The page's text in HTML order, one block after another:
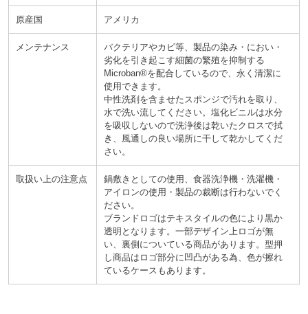
原産国 アメリカ
メンテナンス
バクテリアやカビ等、製品の染み・におい・
劣化を引き起こす細菌の繁殖を抑制する
Microban®を配合しているので、永く清潔に
使用できます。
中性洗剤を含ませたスポンジで汚れを取り、
水で洗い流してください。塩化ビニルは水分
を吸収しないので洗浄後は乾いたクロスで拭
き、風通しの良い場所に干して乾かしてくだ
さい。
取扱い上の注意点
鍋敷きとしての使用、食器洗浄機・洗濯機・
アイロンの使用・製品の裁断は行わないでく
ださい。
ブランドロゴはテキスタイルの色により黒か
透明となります。一部デザイン上ロゴが無
い、裏側についている商品があります。型押
し商品はロゴ部分に凹凸がある為、色が擦れ
ているケースもあります。